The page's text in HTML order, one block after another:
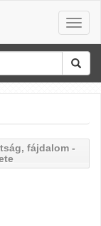
Toggle
fájdalom -